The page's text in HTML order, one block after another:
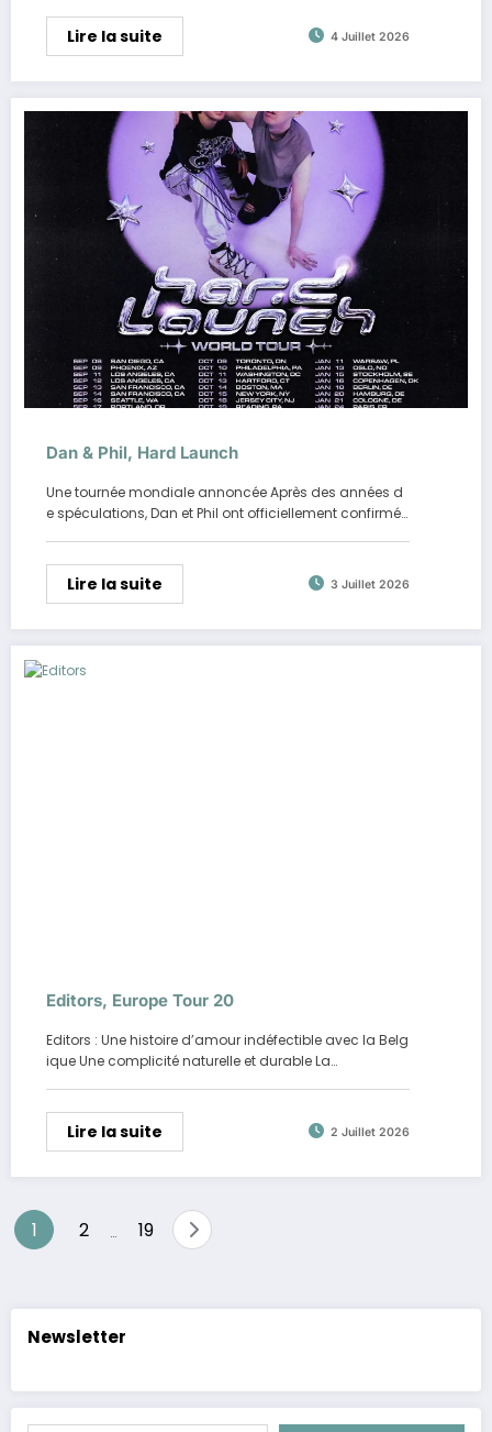
Lire la suite 4 Juillet 2026
Dan & Phil, Hard Launch
Une tournée mondiale annoncée Après des années d
e spéculations, Dan et Phil ont officiellement confirmé…
Lire la suite 3 Juillet 2026
Editors, Europe Tour 20
Editors : Une histoire d’amour indéfectible avec la Belg
ique Une complicité naturelle et durable La…
Lire la suite 2 Juillet 2026
Pagination
1 2 19
Newsletter
Saisissez votre adresse e-mail…